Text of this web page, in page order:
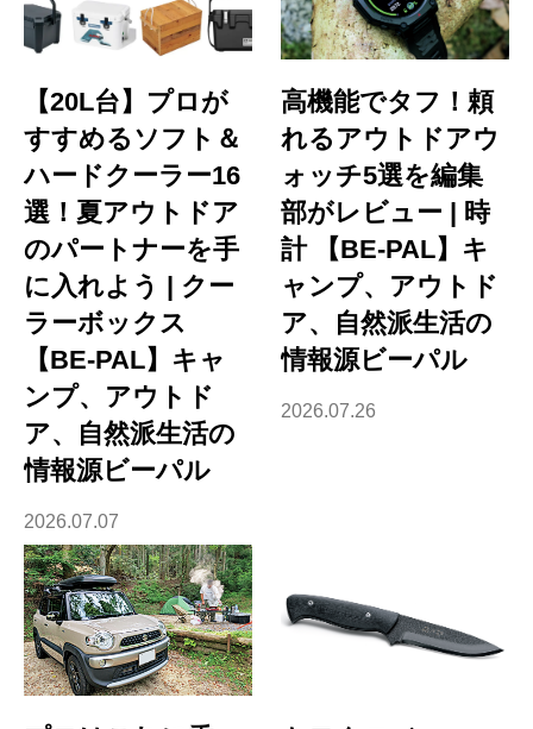
【20L台】プロが
すすめるソフト＆
ハードクーラー16
選！夏アウトドア
のパートナーを手
に入れよう | クー
ラーボックス
【BE-PAL】キャ
ンプ、アウトド
ア、自然派生活の
情報源ビーパル
2026.07.07
高機能でタフ！頼
れるアウトドアウ
ォッチ5選を編集
部がレビュー | 時
計 【BE-PAL】キ
ャンプ、アウトド
ア、自然派生活の
情報源ビーパル
2026.07.26